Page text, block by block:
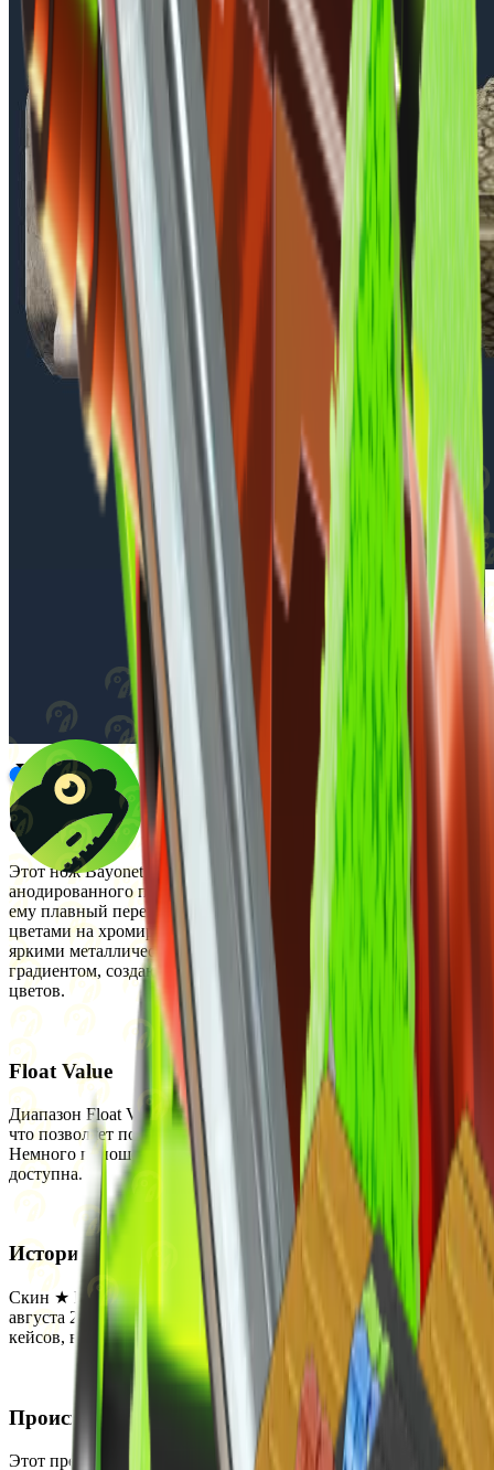
Описание
Этот нож Bayonet | Fade выполнен с использованием
анодированного покрытия методом аэрографии, что придаёт
ему плавный переход между красным, золотым и розовым
цветами на хромированной основе. Дизайн отличается
яркими металлическими оттенками и характерным
градиентом, создающим эффект плавного смешения этих трёх
цветов.
Float Value
Диапазон Float Value для этого скина составляет от 0 до 0.08,
что позволяет получить его в состояниях Прямо с завода и
Немного поношенное. StatTrak версия для этого скина не
доступна.
История
Скин ★ Bayonet | Fade был впервые добавлен в CS2 12
августа 2013 года. Он был выпущен как часть множества
кейсов, включая Operation Bravo Case и eSports 2013 Case.
Происхождение
Этот предмет можно получить, открыв кейсы eSports 2014